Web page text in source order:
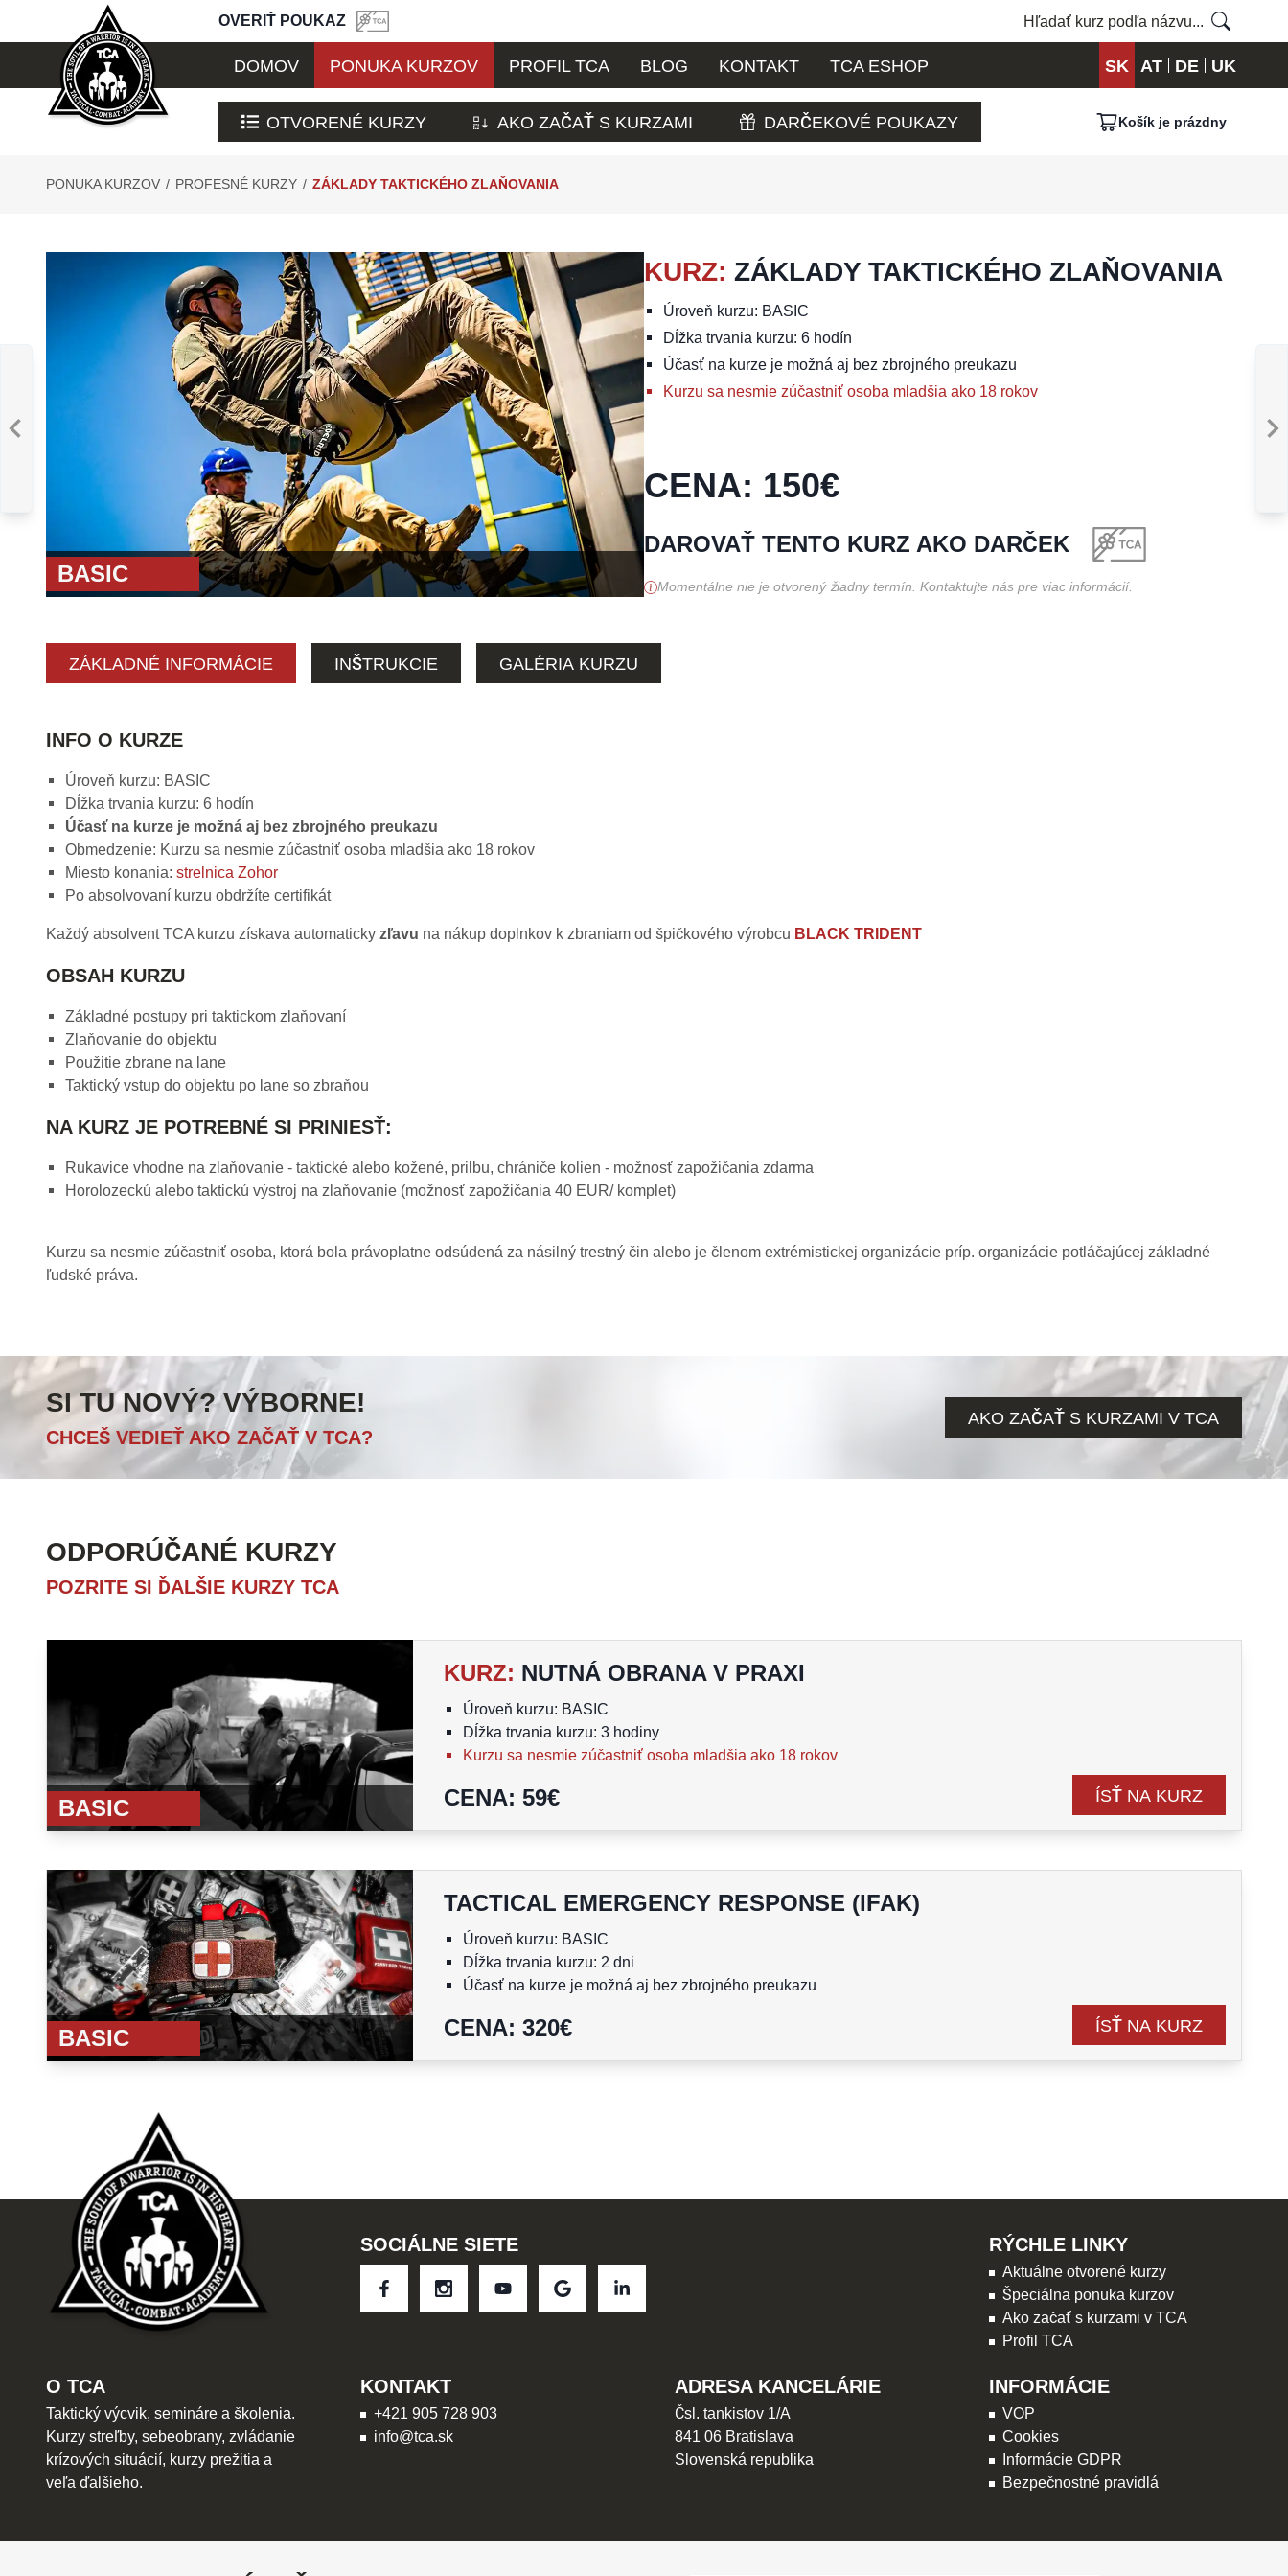
OVERIŤ POUKAZ
DOMOV PONUKA KURZOV PROFIL TCA BLOG KONTAKT TCA ESHOP SK AT DE UK
OTVORENÉ KURZY AKO ZAČAŤ S KURZAMI DARČEKOVÉ POUKAZY Košík je prázdny
PONUKA KURZOV / PROFESNÉ KURZY / ZÁKLADY TAKTICKÉHO ZLAŇOVANIA
BASIC
KURZ: ZÁKLADY TAKTICKÉHO ZLAŇOVANIA
Úroveň kurzu: BASIC
Dĺžka trvania kurzu: 6 hodín
Účasť na kurze je možná aj bez zbrojného preukazu
Kurzu sa nesmie zúčastniť osoba mladšia ako 18 rokov
CENA: 150€
DAROVAŤ TENTO KURZ AKO DARČEK
Momentálne nie je otvorený žiadny termín. Kontaktujte nás pre viac informácií.
ZÁKLADNÉ INFORMÁCIE INŠTRUKCIE GALÉRIA KURZU
INFO O KURZE
Úroveň kurzu: BASIC
Dĺžka trvania kurzu: 6 hodín
Účasť na kurze je možná aj bez zbrojného preukazu
Obmedzenie: Kurzu sa nesmie zúčastniť osoba mladšia ako 18 rokov
Miesto konania: strelnica Zohor
Po absolvovaní kurzu obdržíte certifikát
Každý absolvent TCA kurzu získava automaticky zľavu na nákup doplnkov k zbraniam od špičkového výrobcu BLACK TRIDENT
OBSAH KURZU
Základné postupy pri taktickom zlaňovaní
Zlaňovanie do objektu
Použitie zbrane na lane
Taktický vstup do objektu po lane so zbraňou
NA KURZ JE POTREBNÉ SI PRINIESŤ:
Rukavice vhodne na zlaňovanie - taktické alebo kožené, prilbu, chrániče kolien - možnosť zapožičania zdarma
Horolozeckú alebo taktickú výstroj na zlaňovanie (možnosť zapožičania 40 EUR/ komplet)
Kurzu sa nesmie zúčastniť osoba, ktorá bola právoplatne odsúdená za násilný trestný čin alebo je členom extrémistickej organizácie príp. organizácie potláčajúcej základné
ľudské práva.
SI TU NOVÝ? VÝBORNE!
CHCEŠ VEDIEŤ AKO ZAČAŤ V TCA?
AKO ZAČAŤ S KURZAMI V TCA
ODPORÚČANÉ KURZY
POZRITE SI ĎALŠIE KURZY TCA
BASIC
KURZ: NUTNÁ OBRANA V PRAXI
Úroveň kurzu: BASIC
Dĺžka trvania kurzu: 3 hodiny
Kurzu sa nesmie zúčastniť osoba mladšia ako 18 rokov
CENA: 59€ ÍSŤ NA KURZ
BASIC
TACTICAL EMERGENCY RESPONSE (IFAK)
Úroveň kurzu: BASIC
Dĺžka trvania kurzu: 2 dni
Účasť na kurze je možná aj bez zbrojného preukazu
CENA: 320€ ÍSŤ NA KURZ
SOCIÁLNE SIETE RÝCHLE LINKY
Aktuálne otvorené kurzy
Špeciálna ponuka kurzov
Ako začať s kurzami v TCA
Profil TCA
O TCA
Taktický výcvik, semináre a školenia.
Kurzy streľby, sebeobrany, zvládanie
krízových situácií, kurzy prežitia a
veľa ďalšieho.
KONTAKT
+421 905 728 903
info@tca.sk
ADRESA KANCELÁRIE
Čsl. tankistov 1/A
841 06 Bratislava
Slovenská republika
INFORMÁCIE
VOP
Cookies
Informácie GDPR
Bezpečnostné pravidlá